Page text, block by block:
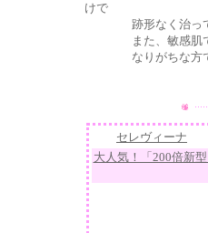
けで
跡形なく治ってし
また、敏感肌でサ
なりがちな方でも
セレヴィーナ
大人気！「200倍新